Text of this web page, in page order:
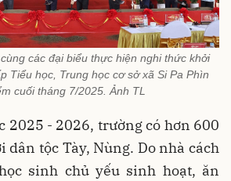
các đại biểu thực hiện nghi thức khởi
Tiểu học, Trung học cơ sở xã Si Pa Phìn
cuối tháng 7/2025. Ảnh TL
2025 - 2026, trường có hơn 600
dân tộc Tày, Nùng. Do nhà cách
sinh chủ yếu sinh hoạt, ăn